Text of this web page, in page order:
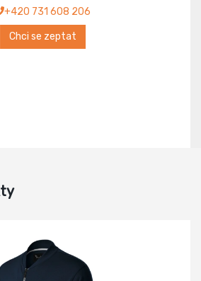
+420 731 608 206
Chci se zeptat